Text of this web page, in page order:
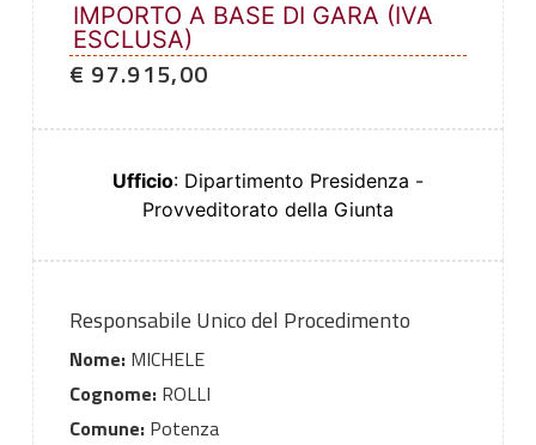
IMPORTO A BASE DI GARA (IVA
ESCLUSA)
€ 97.915,00
Ufficio: Dipartimento Presidenza -
Provveditorato della Giunta
Responsabile Unico del Procedimento
Nome:MICHELE
Cognome:ROLLI
Comune:Potenza